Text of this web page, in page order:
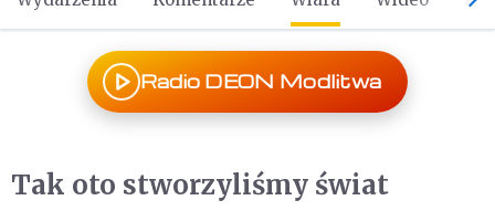
Radio DEON Modlitwa
Tak oto stworzyliśmy świat